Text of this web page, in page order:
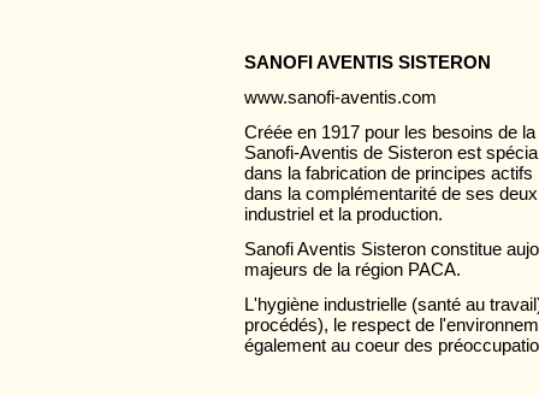
SANOFI AVENTIS SISTERON
www.sanofi-aventis.com
Créée en 1917 pour les besoins de
Sanofi-Aventis de Sisteron est
dans la fabrication de principes
dans la complémentarité de ses
industriel et la production.
Sanofi Aventis Sisteron constitue
majeurs de la région PACA.
L'hygiène industrielle (santé au
procédés), le respect de
également au coeur des